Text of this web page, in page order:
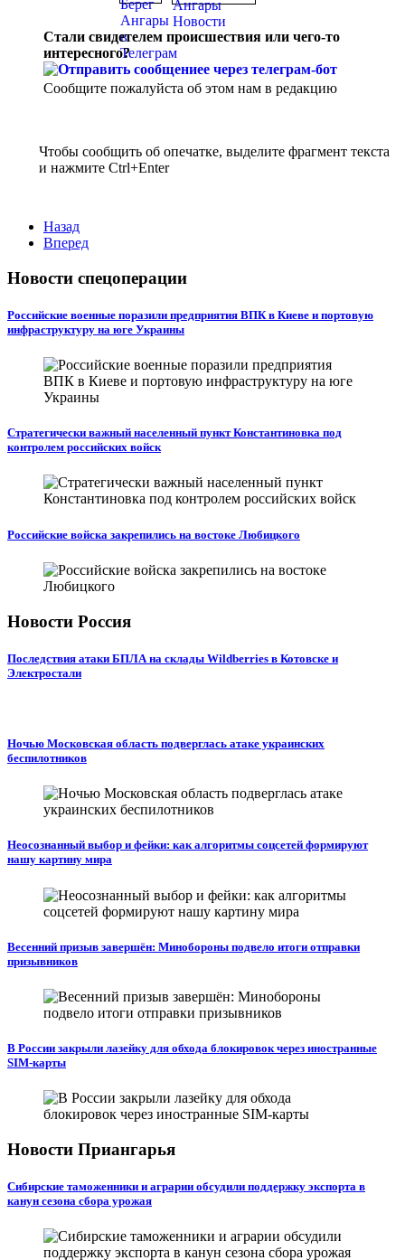
Стали свидетелем происшествия или чего-то
интересного?
Сообщите пожалуйста об этом нам в редакцию
Чтобы сообщить об опечатке, выделите фрагмент текста
и нажмите Ctrl+Enter
Назад
Вперед
Новости спецоперации
Российские военные поразили предприятия ВПК в Киеве и портовую
инфраструктуру на юге Украины
Стратегически важный населенный пункт Константиновка под
контролем российских войск
Российские войска закрепились на востоке Любицкого
Новости Россия
Последствия атаки БПЛА на склады Wildberries в Котовске и
Электростали
Ночью Московская область подверглась атаке украинских
беспилотников
Неосознанный выбор и фейки: как алгоритмы соцсетей формируют
нашу картину мира
Весенний призыв завершён: Минобороны подвело итоги отправки
призывников
В России закрыли лазейку для обхода блокировок через иностранные
SIM-карты
Новости Приангарья
Сибирские таможенники и аграрии обсудили поддержку экспорта в
канун сезона сбора урожая